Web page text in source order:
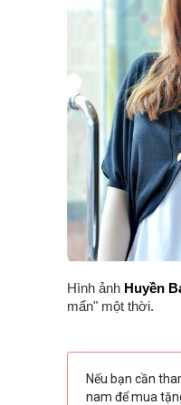
Hình ảnh Huyền
mẩn" một thời.
Nếu bạn cần
nam để mua